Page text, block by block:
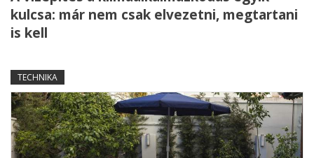
kulcsa: már nem csak elvezetni, megtartani
is kell
TECHNIKA